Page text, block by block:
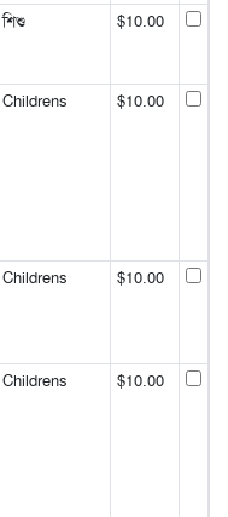
শিশু $10.00
Childrens $10.00
Childrens $10.00
Childrens $10.00